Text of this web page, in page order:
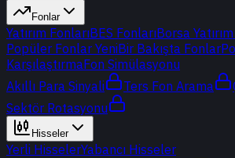
Fonlar
Yatırım FonlarıBES FonlarıBorsa
Popüler Fonlar YeniBir Bakışta Fonlar
KarşılaştırmaFon Simülasyonu
Akıllı Para Sinyali
Ters Fon Arama
Sektör Rotasyonu
Hisseler
Yerli HisselerYabancı Hisseler